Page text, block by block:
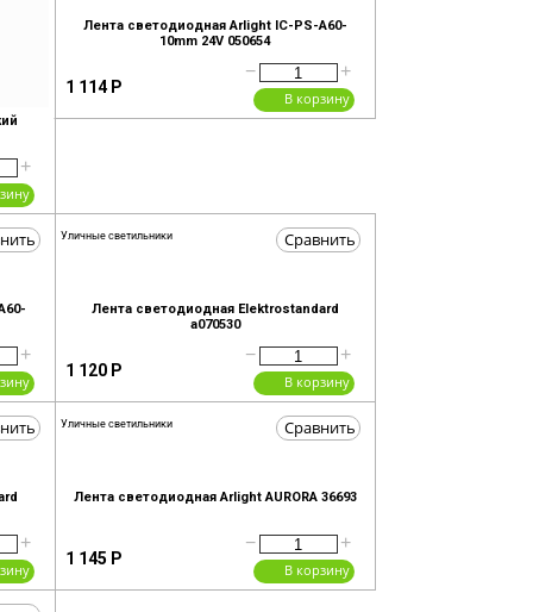
+
Лента светодиодная Arlight IC-PS-A60-
10mm 24V 050654
1 114 Р
+
−
В корзину
+
Сравнить
Уличные светильники
Лента светодиодная Elektrostandard
a070530
1 120 Р
+
−
В корзину
+
Сравнить
Уличные светильники
Лента светодиодная Arlight AURORA 36693
1 145 Р
+
−
В корзину